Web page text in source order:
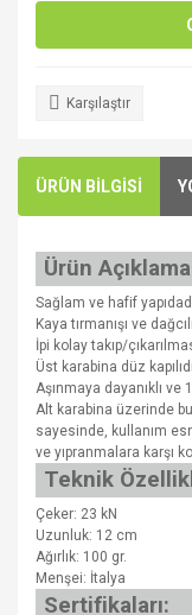
Karşılaştır
ÜRÜN BİLGİSİ
Ürün
Sağlam ve hafif
Kaya tırmanışı ve
İpi kolay takıp/
Üst karabina düz
Aşınmaya dayanıklı ve
Alt karabina üzerinde
sayesinde, kullanım
ve yıpranmalara karşı
Teknik
Çeker: 23 kN
Uzunluk: 12 cm
Ağırlık: 100 gr.
Menşei: İtalya
Sertifikaları: